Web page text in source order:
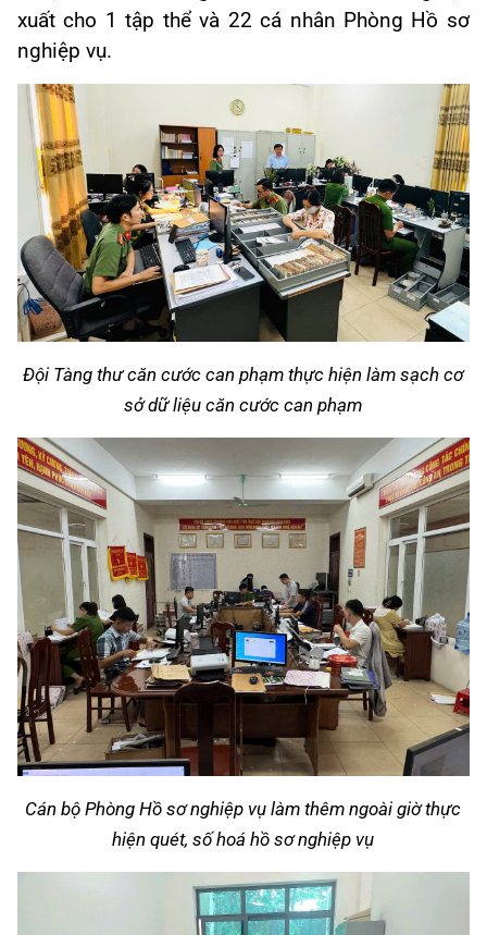
xuất cho 1 tập thể và 22 cá nhân Phòng Hồ sơ
nghiệp vụ.
Đội Tàng thư căn cước can phạm thực hiện làm sạch cơ
sở dữ liệu căn cước can phạm
Cán bộ Phòng Hồ sơ nghiệp vụ làm thêm ngoài giờ thực
hiện quét, số hoá hồ sơ nghiệp vụ